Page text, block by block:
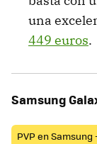
una
449 euros.
Samsung
PVP en Samsung